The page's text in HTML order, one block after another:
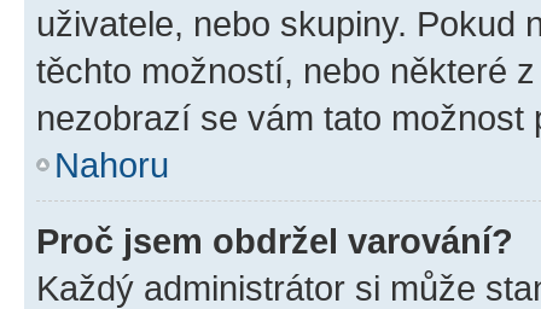
uživatele, nebo skupiny. Pokud
těchto možností, nebo některé
nezobrazí se vám tato
Nahoru
Proč jsem obdržel varování?
Každý administrátor si může